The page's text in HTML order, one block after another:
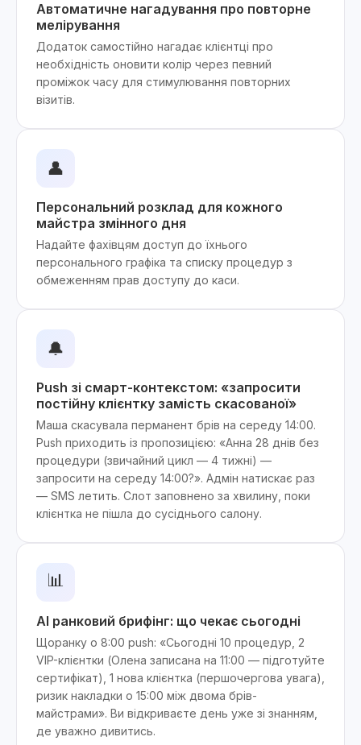
Автоматичне нагадування про повторне
мелірування
Додаток самостійно нагадає клієнтці про
необхідність оновити колір через певний
проміжок часу для стимулювання повторних
візитів.
👤
Персональний розклад для кожного
майстра змінного дня
Надайте фахівцям доступ до їхнього
персонального графіка та списку процедур з
обмеженням прав доступу до каси.
🔔
Push зі смарт-контекстом: «запросити
постійну клієнтку замість скасованої»
Маша скасувала перманент брів на середу 14:00.
Push приходить із пропозицією: «Анна 28 днів без
процедури (звичайний цикл — 4 тижні) —
запросити на середу 14:00?». Адмін натискає раз
— SMS летить. Слот заповнено за хвилину, поки
клієнтка не пішла до сусіднього салону.
📊
AI ранковий брифінг: що чекає сьогодні
Щоранку о 8:00 push: «Сьогодні 10 процедур, 2
VIP-клієнтки (Олена записана на 11:00 — підготуйте
сертифікат), 1 нова клієнтка (першочергова увага),
ризик накладки о 15:00 між двома брів-
майстрами». Ви відкриваєте день уже зі знанням,
де уважно дивитись.